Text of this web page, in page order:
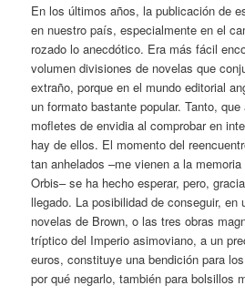
En los últimos años, la publicación de
en nuestro país, especialmente en el
rozado lo anecdótico. Era más fácil
volumen divisiones de novelas que
extraño, porque en el mundo editorial
un formato bastante popular. Tanto,
mofletes de envidia al comprobar en
hay de ellos. El momento del
tan anhelados –me vienen a la
Orbis– se ha hecho esperar, pero,
llegado. La posibilidad de conseguir, en
novelas de Brown, o las tres obras
tríptico del Imperio asimoviano, a un
euros, constituye una bendición para
por qué negarlo, también para bolsillos